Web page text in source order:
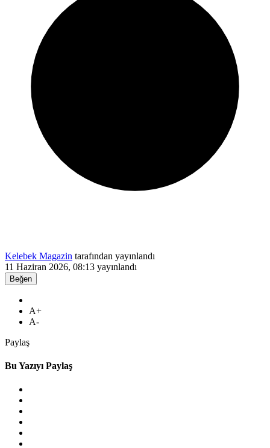
Kelebek Magazin tarafından yayınlandı
11 Haziran 2026, 08:13 yayınlandı
Beğen
A+
A-
Paylaş
Bu Yazıyı Paylaş